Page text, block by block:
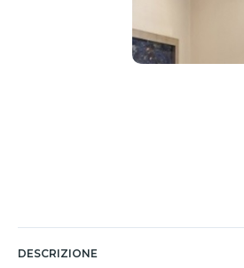
DESCRIZIONE